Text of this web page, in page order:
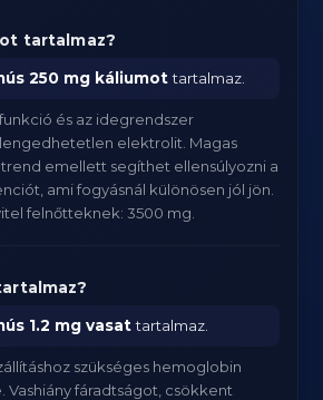
tartalmaz?
250 mg káliumottartalmaz.
és az idegrendszer
elektrolit. Magas
emellett segíthet ellensúlyozni a
ami fogyásnál különösen jól jön.
felnőtteknek: 3500 mg.
1.2 mg vasattartalmaz.
szükséges hemoglobin
Vashiány fáradtságot, csökkent